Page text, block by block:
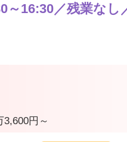
～16:30／残業な
円～